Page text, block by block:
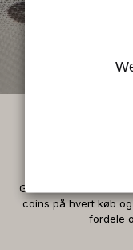
Gratis medlemskab af
coins på hvert køb
fordele